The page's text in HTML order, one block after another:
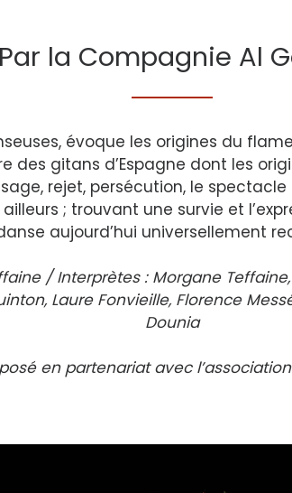
Par la Compagnie Al
évoque les origines du
des gitans d’Espagne dont les
rejet, persécution, le
; trouvant une survie et
aujourd’hui universellement
/ Interprètes : Morgane
Laure Fonvieille, Florence
Dounia
en partenariat avec l’association